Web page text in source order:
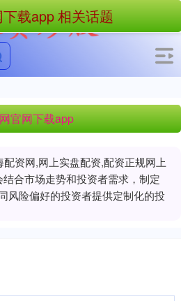
官网下载app
资网,网上实盘配资,配资正规网上
合市场走势和投资者需求，制定
风险偏好的投资者提供定制化的投
载app 相关话题